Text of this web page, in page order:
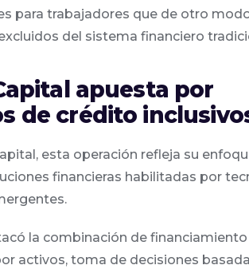
para trabajadores que de otro
del sistema financiero
apuesta por
de crédito
esta operación refleja su
financieras habilitadas por
la combinación de financiamiento
activos, toma de decisiones